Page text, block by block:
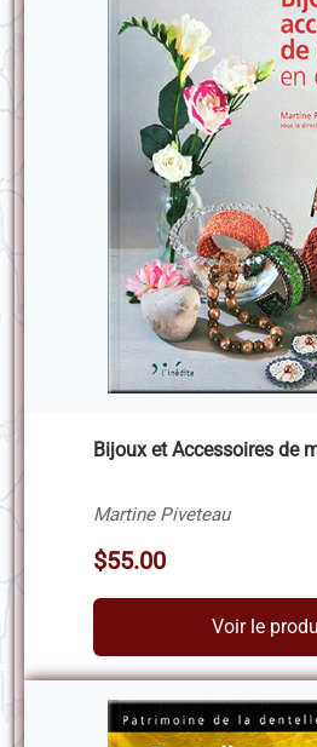
Bijoux et Accessoires de
Martine Piveteau
$55.00
Voir le